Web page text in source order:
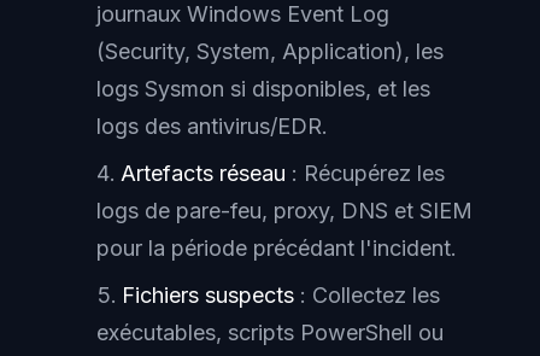
journaux Windows Event Log
(Security, System, Application), les
logs Sysmon si disponibles, et les
logs des antivirus/EDR.
Artefacts réseau : Récupérez les
logs de pare-feu, proxy, DNS et SIEM
pour la période précédant l'incident.
Fichiers suspects : Collectez les
exécutables, scripts PowerShell ou